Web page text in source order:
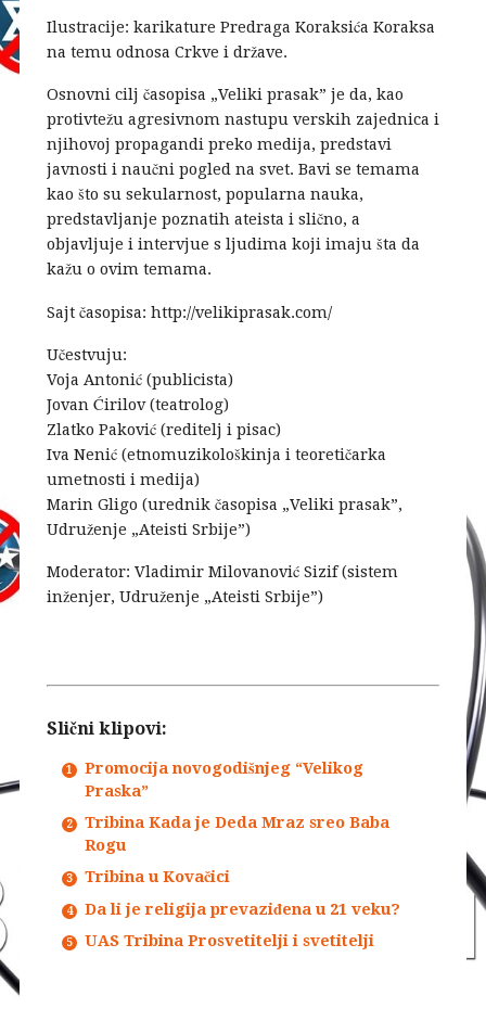
Ilustracije: karikature Predraga Koraksića Koraksa
na temu odnosa Crkve i države.
Osnovni cilj časopisa „Veliki prasak” je da, kao
protivtežu agresivnom nastupu verskih zajednica i
njihovoj propagandi preko medija, predstavi
javnosti i naučni pogled na svet. Bavi se temama
kao što su sekularnost, popularna nauka,
predstavljanje poznatih ateista i slično, a
objavljuje i intervjue s ljudima koji imaju šta da
kažu o ovim temama.
Sajt časopisa: http://velikiprasak.com/
Učestvuju:
Voja Antonić (publicista)
Jovan Ćirilov (teatrolog)
Zlatko Paković (reditelj i pisac)
Iva Nenić (etnomuzikološkinja i teoretičarka
umetnosti i medija)
Marin Gligo (urednik časopisa „Veliki prasak”,
Udruženje „Ateisti Srbije”)
Moderator: Vladimir Milovanović Sizif (sistem
inženjer, Udruženje „Ateisti Srbije”)
Slični klipovi:
Promocija novogodišnjeg “Velikog
Praska”
Tribina Kada je Deda Mraz sreo Baba
Rogu
Tribina u Kovačici
Da li je religija prevaziđena u 21 veku?
UAS Tribina Prosvetitelji i svetitelji